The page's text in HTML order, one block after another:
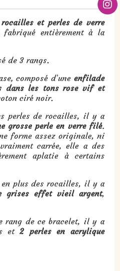
et perles de verre
fabriqué entièrement à la
de 3 rangs.
composé d’une enfilade
dans les tons rose vif et
ciré noir.
perles de rocailles, il y a
grosse perle en verre filé.
forme assez originale, ni
carrée, elle a des
aplatie à certains
en plus des rocailles, il y a
grises effet vieil argent,
rang de ce bracelet, il y a
et2 perles en acrylique